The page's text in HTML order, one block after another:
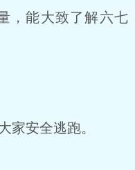
，能大致了解六七
家安全逃跑。